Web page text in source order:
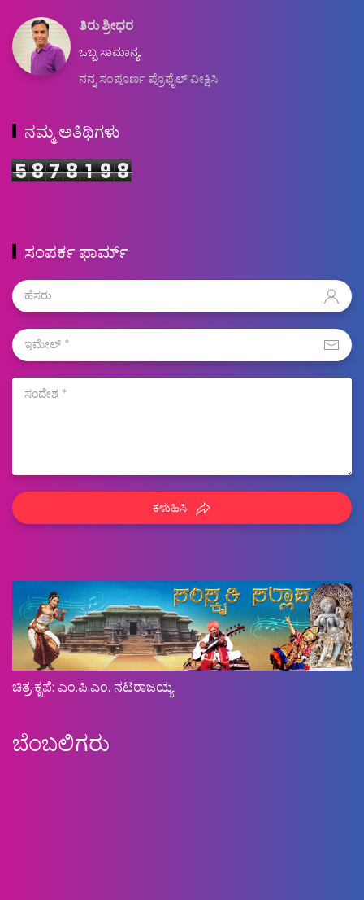
ತಿರು ಶ್ರೀಧರ
ಒಬ್ಬ ಸಾಮಾನ್ಯ.
ನನ್ನ ಸಂಪೂರ್ಣ ಪ್ರೊಫೈಲ್ ವೀಕ್ಷಿಸಿ
ನಮ್ಮ ಅತಿಥಿಗಳು
5878 1 98
ಸಂಪರ್ಕ ಫಾರ್ಮ್
ಕಳುಹಿಸಿ
ಚಿತ್ರ ಕೃಪೆ: ಎಂ.ಪಿ.ಎಂ. ನಟರಾಜಯ್ಯ
ಬೆಂಬಲಿಗರು